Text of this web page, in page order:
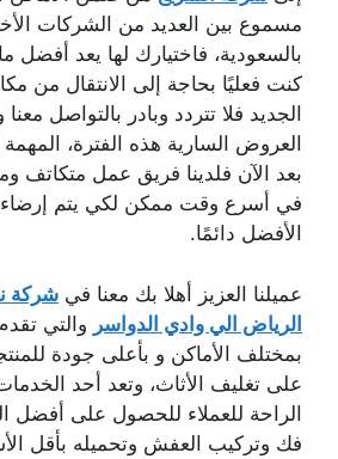
مسموع بين العديد من الشركات
بالسعودية، فاختيارك لها يعد أفضل
كنت فعليًا بحاجة إلى الانتقال من
الجديد فلا تتردد وبادر بالتواصل
العروض السارية هذه الفترة،
بعد الآن فلدينا فريق عمل متكاتف
في أسرع وقت ممكن لكي يتم إرضاء
الأفضل دائمًا.
عميلنا العزيز أهلا بك معنا في شركة
الرياض الي وادي الدواسر والتي
بمختلف الأماكن و بأعلى جودة
على تغليف الأثاث، وتعد أحد
الراحة للعملاء للحصول على أفضل
فك وتركيب العفش وتحميله بأقل